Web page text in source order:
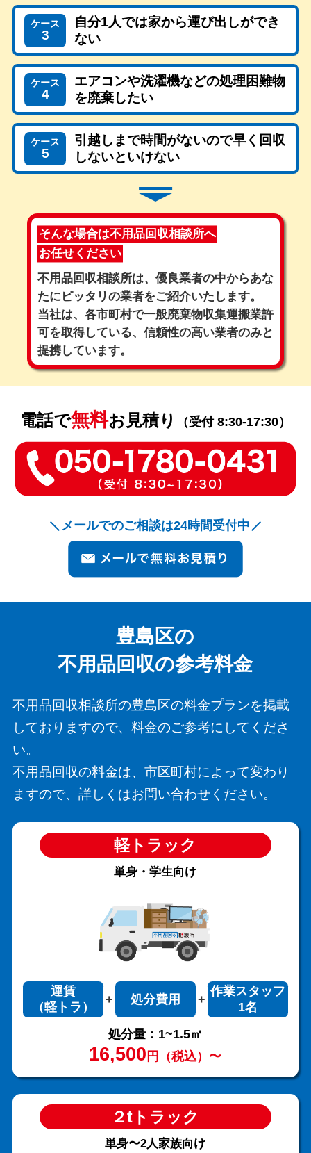
ケース
3
自分1人では家から運び出しができ
ない
ケース
4
エアコンや洗濯機などの処理困難物
を廃棄したい
ケース
5
引越しまで時間がないので早く回収
しないといけない
そんな場合は不用品回収相談所へ
お任せください
不用品回収相談所は、優良業者の中からあな
たにピッタリの業者をご紹介いたします。
当社は、各市町村で一般廃棄物収集運搬業許
可を取得している、 信頼性の高い業者のみと
提携しています。
電話で無料お見積り （受付 8:30-17:30）
メールでのご相談は24時間受付中
豊島区の
不用品回収の参考料金
不用品回収相談所の豊島区の料金プランを掲載
しておりますので、料金のご参考にしてくださ
い。
不用品回収の料金は、市区町村によって変わり
ますので、詳しくはお問い合わせください。
軽トラック
単身・学生向け
運賃
（軽トラ）
処分費用
作業スタッフ
1名
処分量：1~1.5㎥
16,500 円（税込）〜
２tトラック
単身〜2人家族向け